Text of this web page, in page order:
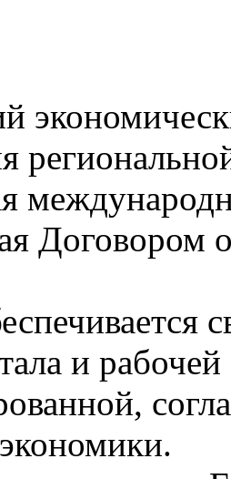
Договором
и